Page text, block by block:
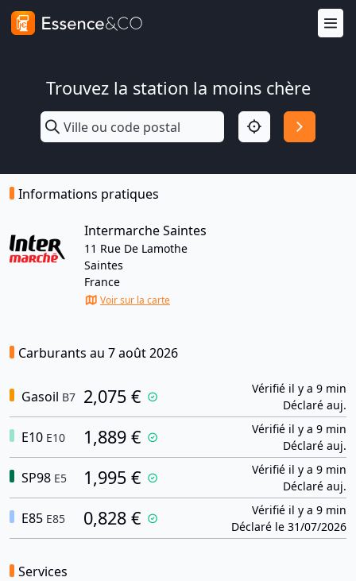
Trouvez la station la moins chère
Informations pratiques
Intermarche Saintes
11 Rue De Lamothe
Saintes
France
Voir sur la carte
Carburants au 7 août 2026
Gasoil B7 2,075 €
Vérifié il y a 9 min
Déclaré auj.
E10 E10 1,889 €
Vérifié il y a 9 min
Déclaré auj.
SP98 E5 1,995 €
Vérifié il y a 9 min
Déclaré auj.
E85 E85 0,828 €
Vérifié il y a 9 min
Déclaré le 31/07/2026
Services